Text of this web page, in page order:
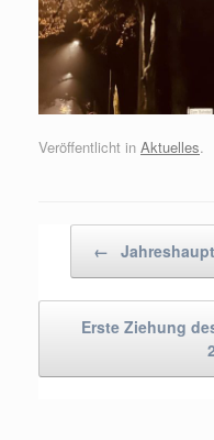
Veröffentlicht in Aktuelles.
←
Erste Ziehung